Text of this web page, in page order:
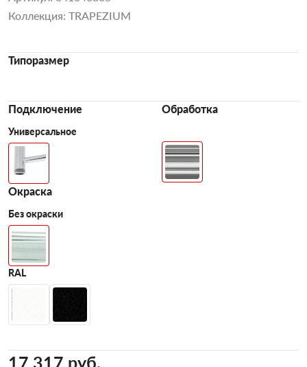
Коллекция: TRAPEZIUM
Типоразмер
Подключение
Универсальное
Обработка
Окраска
Без окраски
RAL
17 317 pуб.